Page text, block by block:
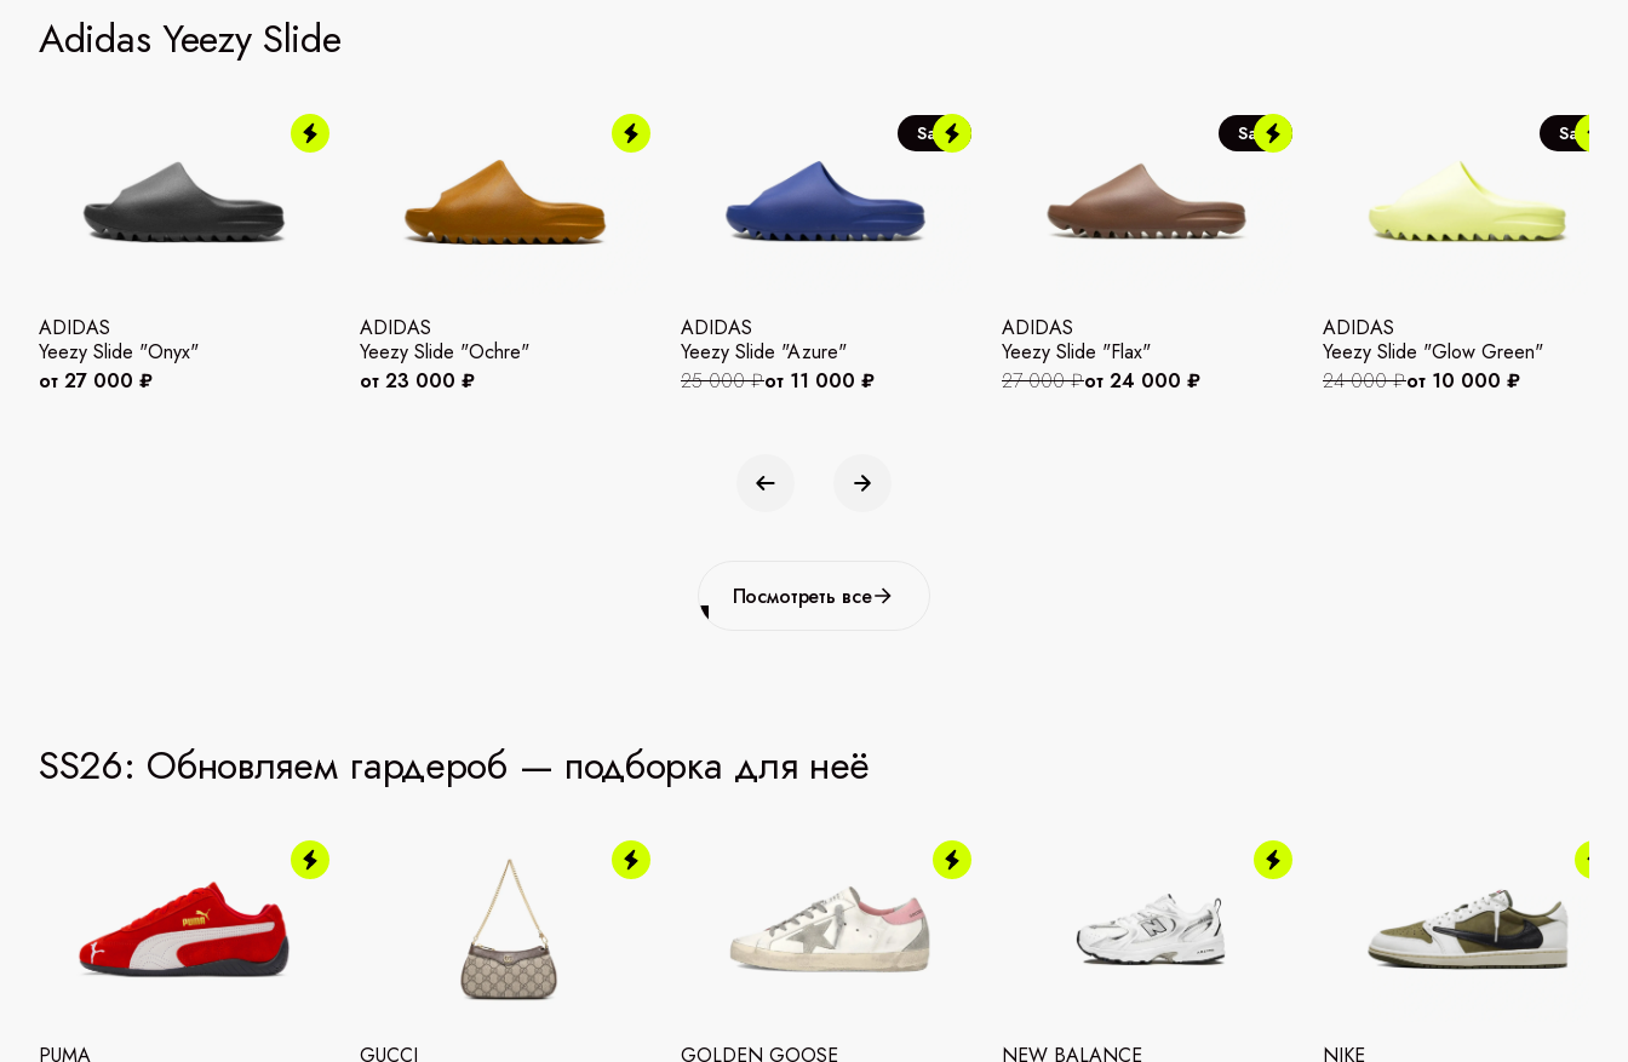
Adidas Yeezy Slide
ADIDAS
Yeezy Slide "Onyx"
от 27 000 ₽
ADIDAS
Yeezy Slide "Ochre"
от 23 000 ₽
Sale
ADIDAS
Yeezy Slide "Azure"
25 000 ₽от 11 000 ₽
Sale
ADIDAS
Yeezy Slide "Flax"
27 000 ₽от 24 000 ₽
Sale
ADIDAS
Yeezy Slide "Glow Green"
24 000 ₽от 10 000 ₽
Посмотреть все
SS26: Обновляем гардероб — подборка для неё
PUMA GUCCI GOLDEN GOOSE NEW BALANCE NIKE